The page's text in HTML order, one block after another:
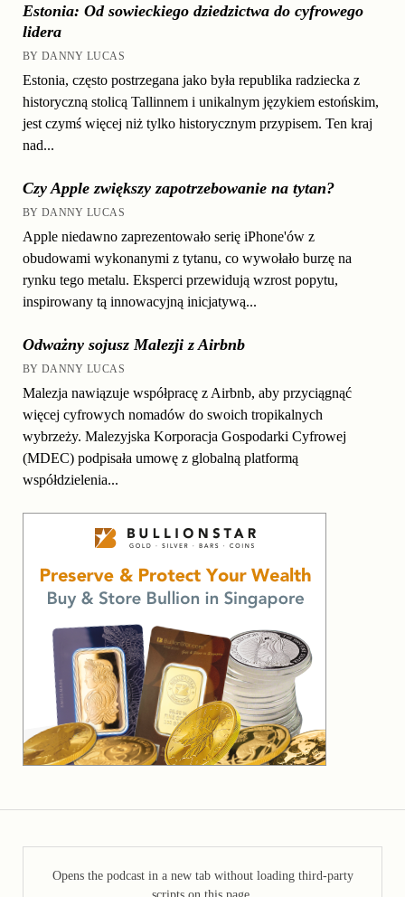
Estonia: Od sowieckiego dziedzictwa do cyfrowego
lidera
BY DANNY LUCAS
Estonia, często postrzegana jako była republika radziecka z
historyczną stolicą Tallinnem i unikalnym językiem estońskim,
jest czymś więcej niż tylko historycznym przypisem. Ten kraj
nad...
Czy Apple zwiększy zapotrzebowanie na tytan?
BY DANNY LUCAS
Apple niedawno zaprezentowało serię iPhone'ów z
obudowami wykonanymi z tytanu, co wywołało burzę na
rynku tego metalu. Eksperci przewidują wzrost popytu,
inspirowany tą innowacyjną inicjatywą...
Odważny sojusz Malezji z Airbnb
BY DANNY LUCAS
Malezja nawiązuje współpracę z Airbnb, aby przyciągnąć
więcej cyfrowych nomadów do swoich tropikalnych
wybrzeży. Malezyjska Korporacja Gospodarki Cyfrowej
(MDEC) podpisała umowę z globalną platformą
współdzielenia...
Opens the podcast in a new tab without loading third-party